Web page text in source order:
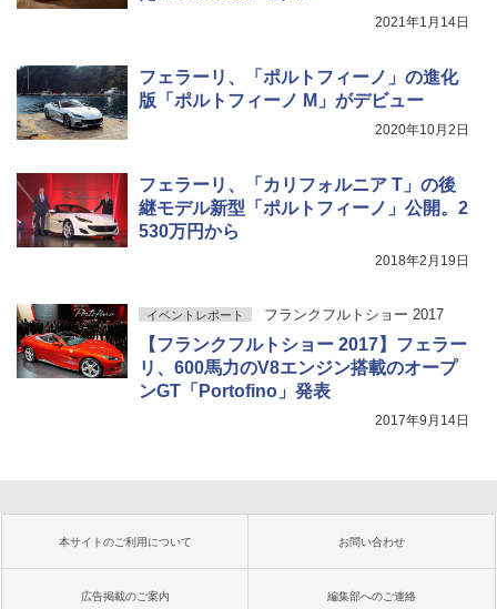
2021年1月14日
フェラーリ、「ポルトフィーノ」の進化
版「ポルトフィーノ M」がデビュー
2020年10月2日
フェラーリ、「カリフォルニア T」の後
継モデル新型「ポルトフィーノ」公開。2
530万円から
2018年2月19日
イベントレポート フランクフルトショー 2017
【フランクフルトショー 2017】フェラー
リ、600馬力のV8エンジン搭載のオープ
ンGT「Portofino」発表
2017年9月14日
本サイトのご利用について お問い合わせ
広告掲載のご案内 編集部へのご連絡